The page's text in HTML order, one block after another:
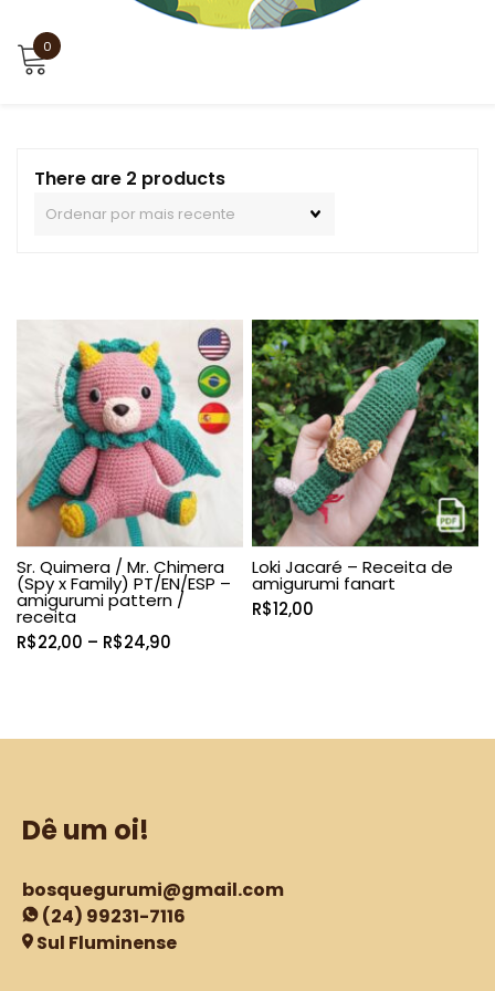
0
There are 2 products
Sr. Quimera / Mr. Chimera
(Spy x Family) PT/EN/ESP –
amigurumi pattern /
receita
R$22,00 – R$24,90
através
Loki Jacaré – Receita de
amigurumi fanart
R$12,00
Dê um oi!
bosquegurumi@gmail.com
(24) 99231-7116
Sul Fluminense